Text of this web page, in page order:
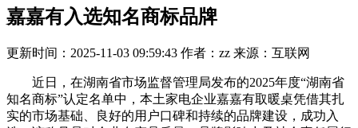
嘉嘉有入选知名商标品牌
更新时间：2025-11-03 09:59:43 作者：zz 来源：互联网
近日，在湖南省市场监督管理局发布的2025年度“湖南省
知名商标”认定名单中，本土家电企业嘉嘉有取暖桌凭借其扎
实的市场基础、良好的用户口碑和持续的品牌建设，成功入